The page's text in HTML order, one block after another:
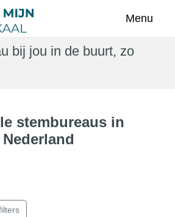
Toggle
Menu
bij jou in de buurt, zo
stembureaus in
Nederland